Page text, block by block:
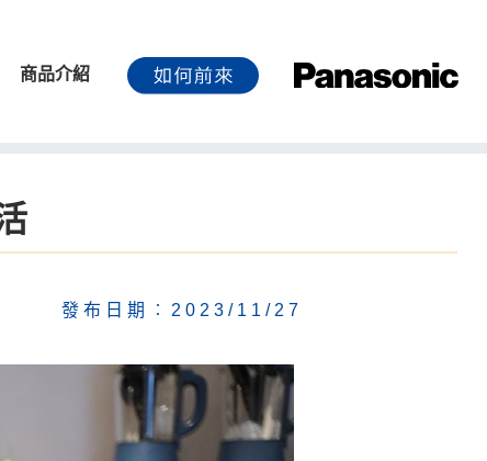
商品介紹
發布日期︰2023/11/27